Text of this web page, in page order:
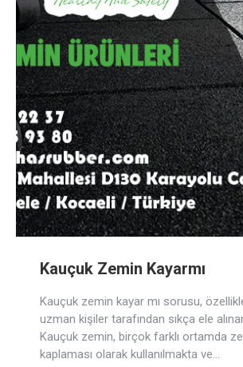
Kauçuk Zemin Kayarmı
Kauçuk zemin kayar mı sorusu,
uzman kişiler tarafından sıkça ele
Kauçuk zemin, birçok farklı ortamda
kaplaması olarak kullanılmakta ve…